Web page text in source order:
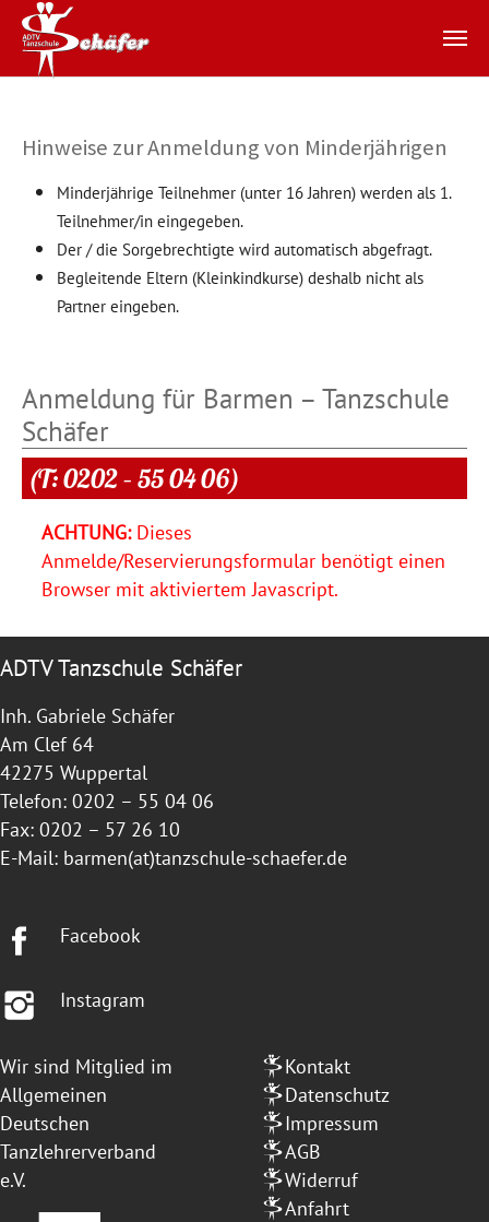
Hinweise zur Anmeldung von Minderjährigen
Minderjährige Teilnehmer (unter 16 Jahren) werden als 1.
Teilnehmer/in eingegeben.
Der / die Sorgebrechtigte wird automatisch abgefragt.
Begleitende Eltern (Kleinkindkurse) deshalb nicht als
Partner eingeben.
Anmeldung für Barmen – Tanzschule
Schäfer
(T: 0202 – 55 04 06)
ACHTUNG:Dieses
Anmelde/Reservierungsformular benötigt einen
Browser mit aktiviertem Javascript.
ADTV Tanzschule Schäfer
Inh. Gabriele Schäfer
Am Clef 64
42275 Wuppertal
Telefon: 0202 – 55 04 06
Fax: 0202 – 57 26 10
E-Mail: barmen(at)tanzschule-schaefer.de
Facebook
Instagram
Wir sind Mitglied im
Allgemeinen
Deutschen
Tanzlehrerverband
e.V.
Kontakt
Datenschutz
Impressum
AGB
Widerruf
Anfahrt